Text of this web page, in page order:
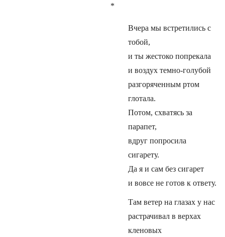
*
Вчера мы встретились с
тобой,
и ты жестоко попрекала
и воздух темно-голубой
разгоряченным ртом
глотала.
Потом, схватясь за
парапет,
вдруг попросила
сигарету.
Да я и сам без сигарет
и вовсе не готов к ответу.
Там ветер на глазах у нас
растрачивал в верхах
кленовых